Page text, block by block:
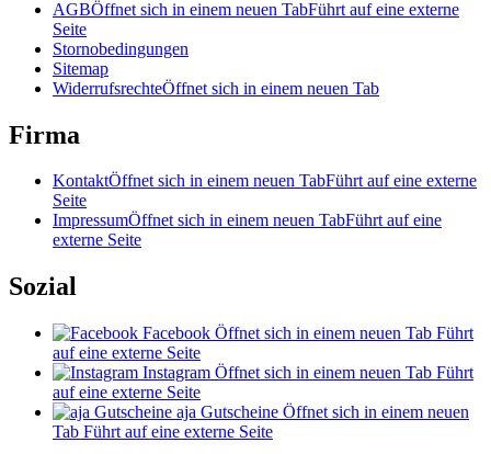
AGBÖffnet sich in einem neuen TabFührt auf eine externe
Seite
Stornobedingungen
Sitemap
WiderrufsrechteÖffnet sich in einem neuen Tab
Firma
KontaktÖffnet sich in einem neuen TabFührt auf eine externe
Seite
ImpressumÖffnet sich in einem neuen TabFührt auf eine
externe Seite
Sozial
Facebook Öffnet sich in einem neuen Tab Führt
auf eine externe Seite
Instagram Öffnet sich in einem neuen Tab Führt
auf eine externe Seite
aja Gutscheine Öffnet sich in einem neuen
Tab Führt auf eine externe Seite